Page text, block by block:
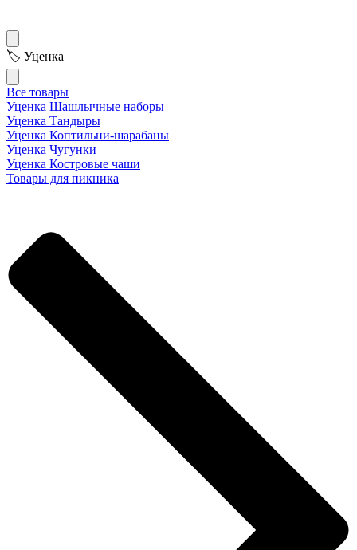
🏷 Уценка
Все товары
Уценка Шашлычные наборы
Уценка Тандыры
Уценка Коптильни-шарабаны
Уценка Чугунки
Уценка Костровые чаши
Товары для пикника